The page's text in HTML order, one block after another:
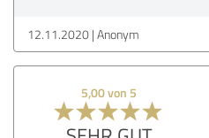
12.11.2020 Anonym
5,00 von 5